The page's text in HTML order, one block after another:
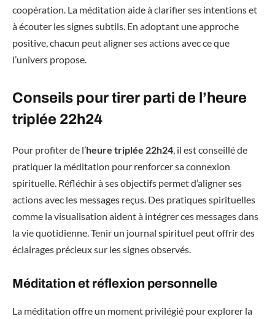
coopération. La méditation aide à clarifier ses intentions et
à écouter les signes subtils. En adoptant une approche
positive, chacun peut aligner ses actions avec ce que
l’univers propose.
Conseils pour tirer parti de l’heure
triplée 22h24
Pour profiter de l’heure triplée 22h24 , il est conseillé de
pratiquer la méditation pour renforcer sa connexion
spirituelle. Réfléchir à ses objectifs permet d’aligner ses
actions avec les messages reçus. Des pratiques spirituelles
comme la visualisation aident à intégrer ces messages dans
la vie quotidienne. Tenir un journal spirituel peut offrir des
éclairages précieux sur les signes observés.
Méditation et réflexion personnelle
La méditation offre un moment privilégié pour explorer la